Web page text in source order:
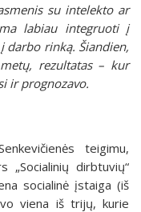
su intelekto ar
labiau integruoti į
darbo rinką. Šiandien,
rezultatas – kur
ir prognozavo.
teigimu,
dirbtuvių“
socialinė įstaiga (iš
viena iš trijų, kurie